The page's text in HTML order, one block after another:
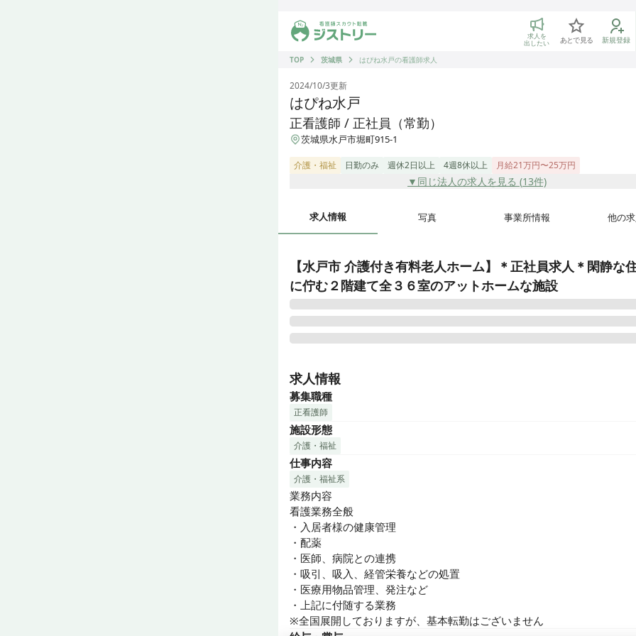
ジストリー 看護師の転職マッチング
求人を
出したい あとで見る 新規登録
TOP
茨城県 はぴね水戸の看護師求人
2024/10/3更新
はぴね水戸
正看護師 / 正社員（常勤）
茨城県水戸市堀町915-1
介護・福祉 日勤のみ 週休2日以上 4週8休以上 月給21万円〜25万円
▼同じ法人の求人を見る (13件)
求人情報 写真 事業所情報 他の求
【水戸市 介護付き有料老人ホーム】＊正社員求人＊閑静な
に佇む２階建て全３６室のアットホームな施設
場の医療コンサルティング業界大手　シップヘルスケアホールディング
会社のヘルスケア事業のコアカンパニーとして全国に７２施設を運営し
す。
医療・保健・福祉・介護の分野で医療機関とのパートナーシップを基本
ップヘルスケアグループがもつノウハウを融合し、全国７２か所の介護
老人ホーム等の開設・運営を通し、ライフケア事業を展開しております。
グリーンライフグループの介護は「１年間365日同じ質と量のサービス」
供します。
私たちの施設は、「家庭の延長」であり、「安心・安全・快適」な生活
ごしいただける住まいと考えます。
ボランティアの方々と一緒にレクリエーションを行うなど、地域交流の
みも行っています。
勤務時間、曜日の相談OK！お気軽にお問い合わせください。
私たちと一緒に、入居者様の生活が豊かになるようなケアに取り組んで
せんか？ご応募お待ちしています。
求人情報
募集職種
正看護師
施設形態
介護・福祉
仕事内容
介護・福祉系
業務内容
看護業務全般
・入居者様の健康管理
・配薬
・医師、病院との連携
・吸引、吸入、経管栄養などの処置
・医療用物品管理、発注など
・上記に付随する業務
※全国展開しておりますが、基本転勤はございません